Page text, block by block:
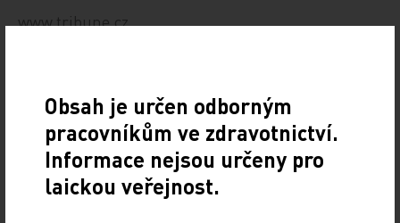
www.tribune.cz
Zdroj: VZP
Obsah je určen odborným
pracovníkům ve zdravotnictví.
Informace nejsou určeny pro
laickou veřejnost.